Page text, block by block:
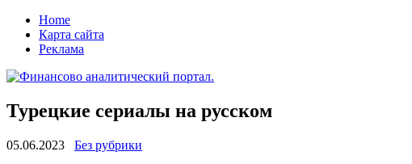
Home
Карта сайта
Реклама
Турецкие сериалы на русском
05.06.2023
Без рубрики